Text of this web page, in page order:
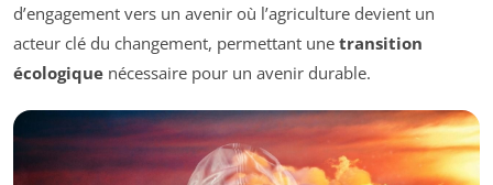
d’engagement vers un avenir où l’agriculture devient un
acteur clé du changement, permettant une transition
écologique nécessaire pour un avenir durable.